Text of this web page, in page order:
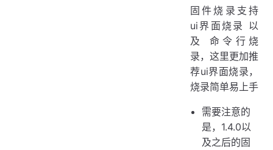
固件烧录支持
ui界面烧录 以
及 命令行烧
录，这里更加推
荐ui界面烧录，
烧录简单易上手
需要注意的
是，1.4.0以
及之后的固